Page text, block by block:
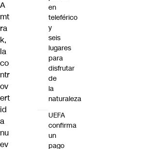
A
mt
ra
k,
la
co
ntr
ov
ert
id
a
nu
ev
en
teleférico
y
seis
lugares
para
disfrutar
de
la
naturaleza
UEFA
confirma
un
pago